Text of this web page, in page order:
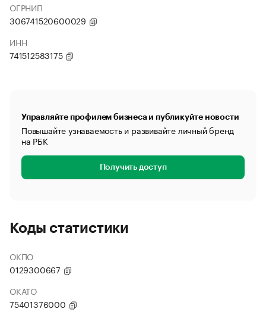
ОГРНИП
306741520600029
ИНН
741512583175
Управляйте профилем бизнеса и публикуйте новости
Повышайте узнаваемость и развивайте личный бренд
на РБК
Получить доступ
Коды статистики
ОКПО
0129300667
ОКАТО
75401376000